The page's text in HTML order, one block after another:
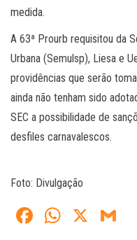
medida.
A 63ª Prourb requisitou da
Urbana (Semulsp), Liesa e
providências que serão
ainda não tenham sido
SEC a possibilidade de
desfiles carnavalescos.
Foto: Divulgação
Fa
W
X